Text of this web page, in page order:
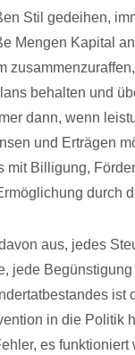
Stil gedeihen,
Mengen Kapital
behalten und
dann, wenn
und Erträgen
mit Billigung,
durch
aus, jedes
jede
ist
in die Politik
es funktioniert